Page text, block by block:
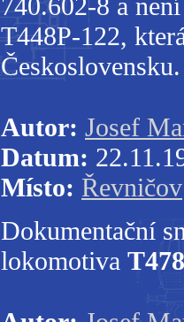
T448P-122,
Československu.
Autor: Josef
Datum:
Místo: Řevničov
Dokumentační
lokomotiva